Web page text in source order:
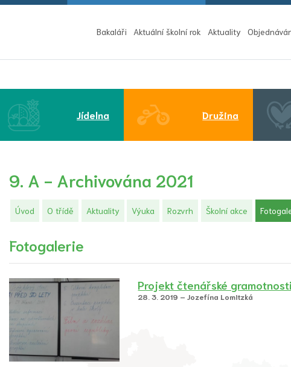
Bakaláři Aktuální školní rok Aktuality
Jídelna Družina
9. A - Archivována 2021
Úvod O třídě Aktuality Výuka Rozvrh Školní akce
Fotogalerie
Projekt čtenářské gramotnosti
28. 3. 2019 – Jozefína Lomitzká